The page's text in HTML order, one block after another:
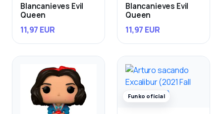
Blancanieves Evil
Queen
11,97 EUR
Blancanieves Evil
Queen
11,97 EUR
Funko oficial